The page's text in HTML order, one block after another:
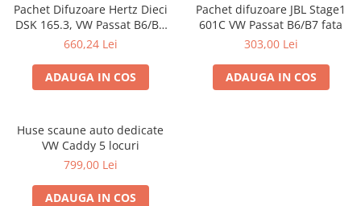
Pachet Difuzoare Hertz Dieci
DSK 165.3, VW Passat B6/B7
fata
660,24 Lei
ADAUGA IN COS
Pachet difuzoare JBL Stage1
601C VW Passat B6/B7 fata
303,00 Lei
ADAUGA IN COS
Huse scaune auto dedicate
VW Caddy 5 locuri
799,00 Lei
ADAUGA IN COS